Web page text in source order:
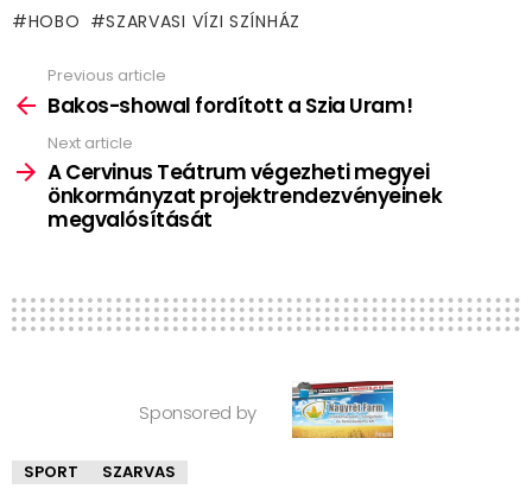
HOBO SZARVASI VÍZI SZÍNHÁZ
more
Previous article
Bakos-showal fordított a Szia Uram!
Next article
A Cervinus Teátrum végezheti megyei
önkormányzat projektrendezvényeinek
megvalósítását
Sponsored by
SPORT SZARVAS